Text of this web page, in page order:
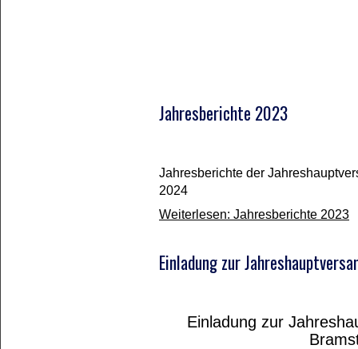
Jahresberichte 2023
Jahresberichte der
2024
Weiterlesen: Jahresberichte 2023
Einladung zur
Einladung zur